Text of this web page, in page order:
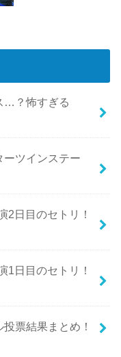
…？怖すぎる
ーツインステー
2日目のセトリ！
1日目のセトリ！
票結果まとめ！